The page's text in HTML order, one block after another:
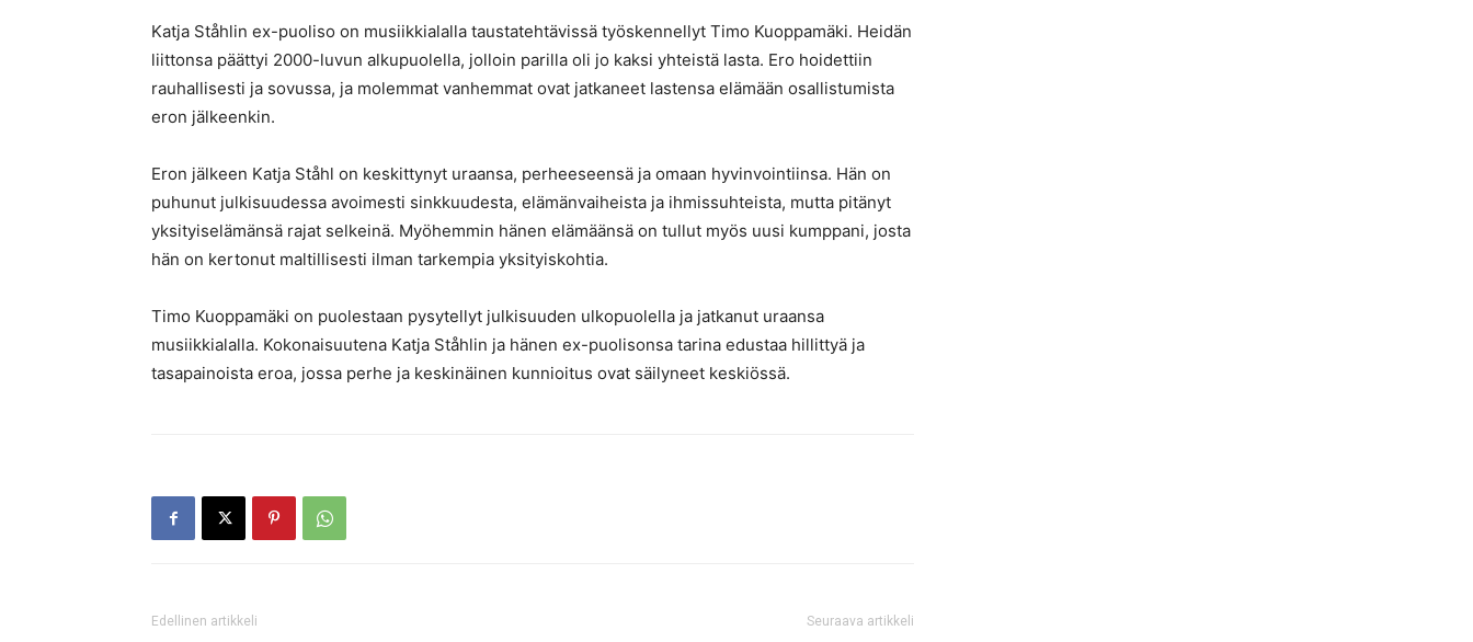
Katja Ståhlin ex-puoliso on musiikkialalla taustatehtävissä työskennellyt Timo Kuoppamäki. Heidän
liittonsa päättyi 2000-luvun alkupuolella, jolloin parilla oli jo kaksi yhteistä lasta. Ero hoidettiin
rauhallisesti ja sovussa, ja molemmat vanhemmat ovat jatkaneet lastensa elämään osallistumista
eron jälkeenkin.
Eron jälkeen Katja Ståhl on keskittynyt uraansa, perheeseensä ja omaan hyvinvointiinsa. Hän on
puhunut julkisuudessa avoimesti sinkkuudesta, elämänvaiheista ja ihmissuhteista, mutta pitänyt
yksityiselämänsä rajat selkeinä. Myöhemmin hänen elämäänsä on tullut myös uusi kumppani, josta
hän on kertonut maltillisesti ilman tarkempia yksityiskohtia.
Timo Kuoppamäki on puolestaan pysytellyt julkisuuden ulkopuolella ja jatkanut uraansa
musiikkialalla. Kokonaisuutena Katja Ståhlin ja hänen ex-puolisonsa tarina edustaa hillittyä ja
tasapainoista eroa, jossa perhe ja keskinäinen kunnioitus ovat säilyneet keskiössä.
Edellinen artikkeli Seuraava artikkeli